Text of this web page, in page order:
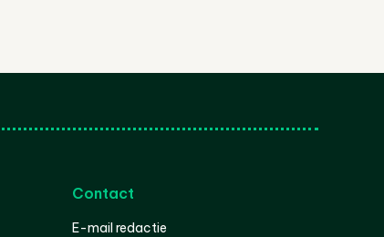
Contact
E-mail redactie